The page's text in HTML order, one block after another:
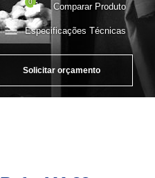
Especificações Técnicas
Comparar Produto
Solicitar orçamento